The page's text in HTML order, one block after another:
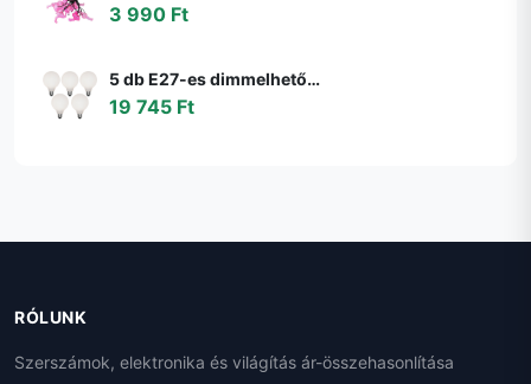
3 990 Ft
5 db E27-es dimmelhető LED izzó G95 matt 4W 430lm 2200-4000K szett
19 745 Ft
RÓLUNK
Szerszámok, elektronika és világítás ár-összehasonlítása